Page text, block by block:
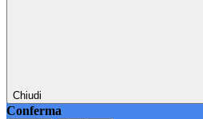
Chiudi
Conferma